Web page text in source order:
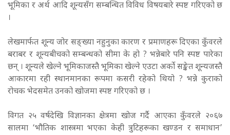
भूमिका र अर्थ आदि शून्यसँग सम्बन्धित विविध विषयबारे स्पष्ट गरिएको छ
।
लेखमार्फत शून्य जोर सङ्ख्या नहुनुका कारण र प्रमाणहरू दिएका कुँवरले
बराबर र शून्यबीचको सम्बन्धको सीमा के हो ? भन्नेबारे पनि स्पष्ट पारेका
छन् । शून्यले खेल्ने भूमिकाजस्तै भूमिका खेल्ने एउटा अर्को सङ्केत शून्यजस्तै
आकारमा रही स्थानमानका रूपमा कसरी रहेको थियो ? भन्ने कुराको
रोचक भेदसमेत उनको खोजमा स्पष्ट गरिएको छ ।
विगत २५ वर्षदेखि विज्ञानका क्षेत्रमा खोज गर्दै आएका कुँवरले २०६७
सालमा ‘भौतिक शास्त्रमा भएका केही त्रुटिहरूका खण्डन र समाधान’